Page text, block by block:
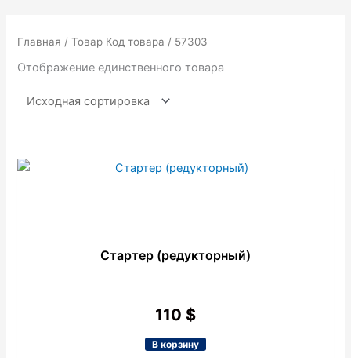
Главная / Товар Код товара / 57303
Отображение единственного товара
Стартер (редукторный)
110 $
В корзину